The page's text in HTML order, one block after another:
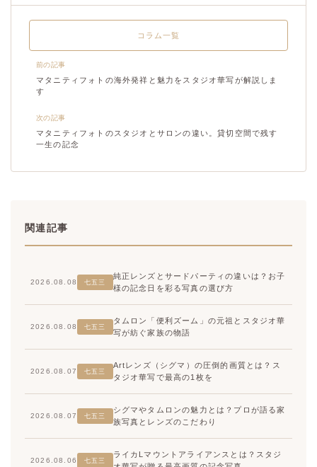
前の記事
マタニティフォトの海外発祥と魅力をスタジオ華写が解説しま
す
コラム一覧
次の記事
マタニティフォトのスタジオとサロンの違い。貸切空間で残す
一生の記念
関連記事
2026.08.08 七五三
純正レンズとサードパーティの違いは？お子
様の記念日を彩る写真の選び方
2026.08.08 七五三
タムロン「便利ズーム」の元祖とスタジオ華
写が紡ぐ家族の物語
2026.08.07 七五三
Artレンズ（シグマ）の圧倒的画質とは？ス
タジオ華写で最高の1枚を
2026.08.07 七五三
シグマやタムロンの魅力とは？プロが語る家
族写真とレンズのこだわり
2026.08.06 七五三
ライカLマウントアライアンスとは？スタジ